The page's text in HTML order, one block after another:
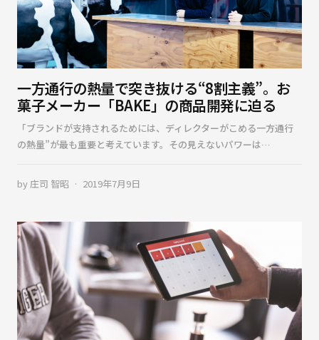
一方通行の熱量で突き抜ける“8割主義”。お
菓子メーカー「BAKE」の商品開発に迫る
「ブランドが支持されるためには、ディレクターがこめる一方通行
の熱量”が最も重要と考えています。その見えないパワーは…
by庄司 智昭 2019年7月9日